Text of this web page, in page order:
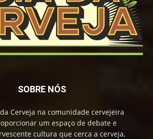
SOBRE NÓS
Cerveja na comunidade cervejeira
um espaço de debate e
cultura que cerca a cerveja,